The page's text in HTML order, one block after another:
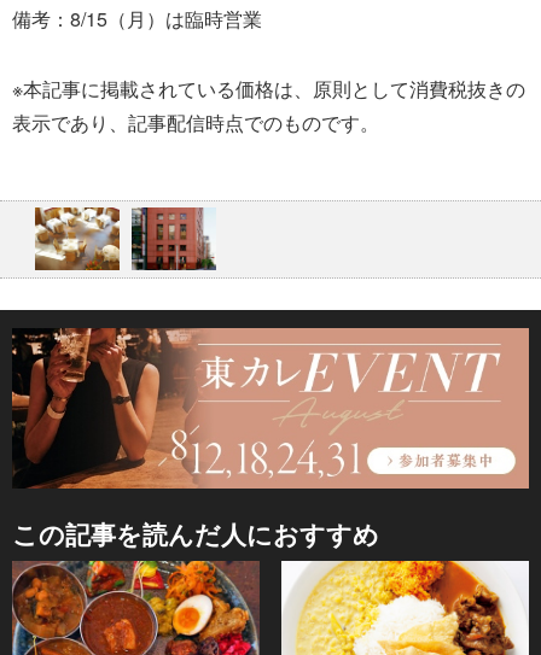
備考：8/15（月）は臨時営業
※本記事に掲載されている価格は、原則として消費税抜きの
表示であり、記事配信時点でのものです。
この記事を読んだ人におすすめ